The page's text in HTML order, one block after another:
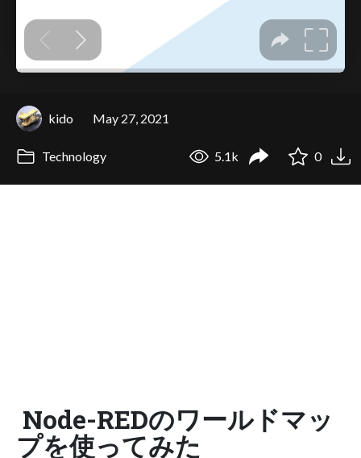
kido May 27, 2021
Technology 5.1k 0
Node-REDのワールドマッ
プを使ってみた